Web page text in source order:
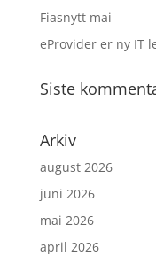
Fiasnytt mai
eProvider er ny IT
Siste
Arkiv
august 2026
juni 2026
mai 2026
april 2026